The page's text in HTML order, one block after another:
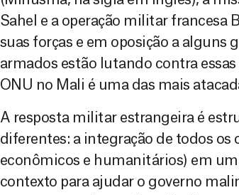
Sahel e a operação militar francesa
suas forças e em oposição a alguns
armados estão lutando contra essas
ONU no Mali é uma das mais
A resposta militar estrangeira é
diferentes: a integração de todos
econômicos e humanitários) em
contexto para ajudar o governo